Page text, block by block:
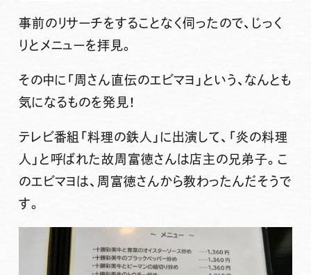
事前のリサーチをすることなく伺ったので、じっく
りとメニューを拝見。
その中に「周さん直伝のエビマヨ」という、なんとも
気になるものを発見！
テレビ番組「料理の鉄人」に出演して、「炎の料理
人」と呼ばれた故周富徳さんは店主の兄弟子。こ
のエビマヨは、周富徳さんから教わったんだそうで
す。